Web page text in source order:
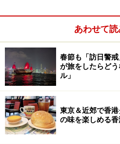
港のグラッフィクデザイナー
星人のキャラクターもチェック
あわせて
春節も「訪日警
が旅をしたらど
ル」
東京＆近郊で香
の味を楽しめる